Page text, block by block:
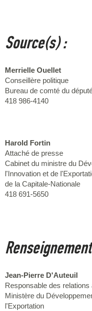
Source(s) :
Merrielle Ouellet
Conseillère politique
Bureau de comté du
418 986-4140
Harold Fortin
Attaché de presse
Cabinet du ministre du
l'Innovation et de
de la Capitale-Nationale
418 691-5650
Jean-Pierre D'Auteuil
Responsable des
Ministère du
l'Exportation